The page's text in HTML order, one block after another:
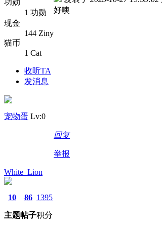
1 功勋
现金
144 Ziny
猫币
1 Cat
收听TA
发消息
宠物蛋 Lv:0
好噢
回复
举报
White_Lion
10
主题
86
帖子
1395
积分